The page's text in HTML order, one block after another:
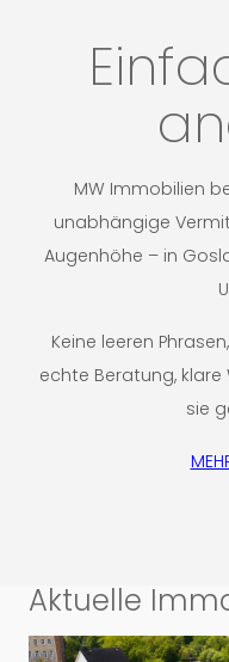
MW Immobilien
unabhängige
Augenhöhe – in
Keine leeren
echte Beratung, klare
sie
Aktuelle